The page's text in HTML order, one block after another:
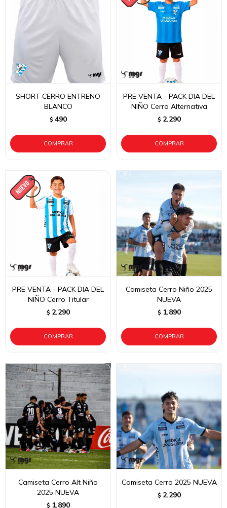
SHORT CERRO ENTRENO
BLANCO
$ 490
PRE VENTA - PACK DIA DEL
NIÑO Cerro Alternativa
$ 2.290
PRE VENTA - PACK DIA DEL
NIÑO Cerro Titular
$ 2.290
Camiseta Cerro Niño 2025
NUEVA
$ 1.890
Camiseta Cerro Alt Niño
2025 NUEVA
$ 1.890
Camiseta Cerro 2025 NUEVA
$ 2.290